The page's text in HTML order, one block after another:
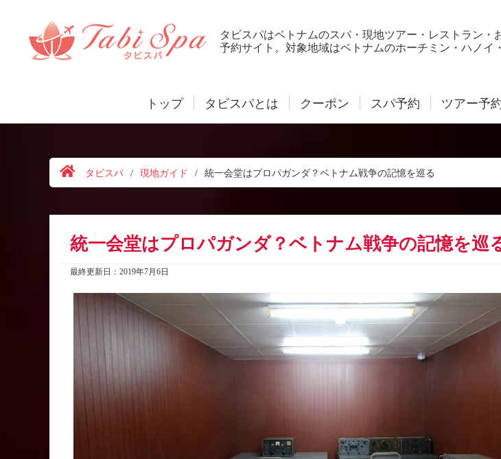
タビスパはベトナムのスパ・現地ツアー・レストラン・
予約サイト。対象地域はベトナムのホーチミン・ハノイ
トップ タビスパとは クーポン スパ予約 ツアー予
タビスパ / 現地ガイド / 統一会堂はプロパガンダ？ベトナム戦争の記憶を巡る
統一会堂はプロパガンダ？ベトナム戦争の記憶を巡
最終更新日：2019年7月6日